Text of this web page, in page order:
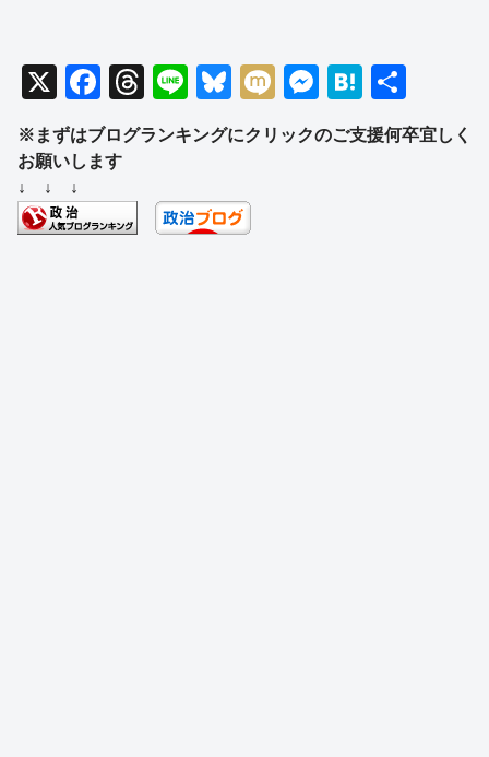
X
F
a
c
b
T
hr
e
d
Li
n
e
Bl
e
y
M
ixi
M
ss
H
at
e
有
※まずはブログランキングにクリックのご支援何卒宜しく
お願いします
↓ ↓ ↓